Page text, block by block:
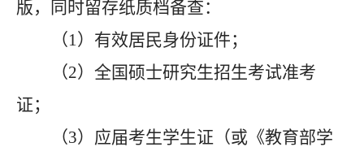
版，同时留存纸质档备查：
（1）有效居民身份证件；
（2）全国硕士研究生招生考试准考
证；
（3）应届考生学生证（或《教育部学